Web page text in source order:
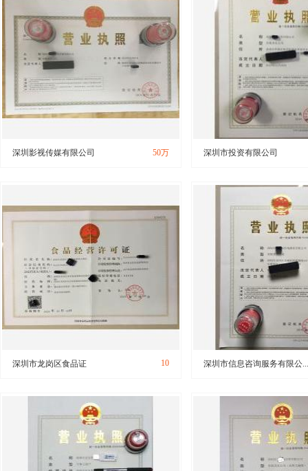
深圳影视传媒有限公司 50万 深圳市投资有限公司
深圳市龙岗区食品证 10 深圳市信息咨询服务有限公...